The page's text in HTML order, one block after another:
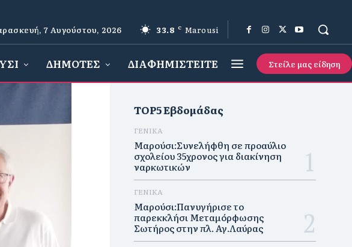
7 Αυγούστου, 2026 33.8 C Marousi
ΔΗΜΟΤΕΣ ΔΙΑΦΗΜΙΣΤΕΙΤΕ Στείλε μας είδηση
TOP5 Εβδομάδας
ΓΕΝΙΚΑ
Μαρούσι:Συνελήφθη σε προαύλιο
σχολείου 35χρονος για διακίνηση
ναρκωτικών
ΓΕΝΙΚΑ
Μαρούσι:Πανυγήρισε το
παρεκκλήσι Μεταμόρφωσης
Σωτήρος στην πλ. Αγ.Λαύρας